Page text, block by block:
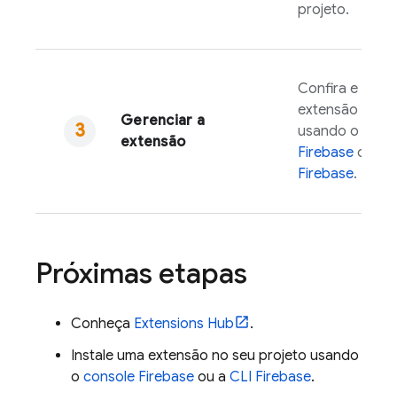
projeto.
Gerenciar a
extensão
Confira e
extensão
usando o
Firebase ou a
Firebase.
Próximas etapas
Conheça Extensions Hub
.
Instale uma extensão no seu projeto usando
o console Firebase ou a CLI Firebase.